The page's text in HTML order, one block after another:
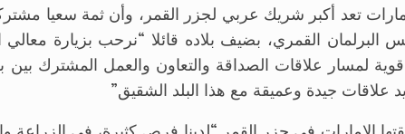
تعد أكبر شريك عربي لجزر القمر، وأن ثمة سعيا
البرلمان القمري، بضيف بلاده قائلا “نرحب بزيارة
لمسار علاقات الصداقة والتعاون والعمل المشترك بين
علاقات جيدة وعميقة مع هذا البلد الشقيق”